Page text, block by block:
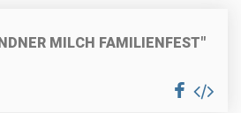
MILCH FAMILIENFEST"